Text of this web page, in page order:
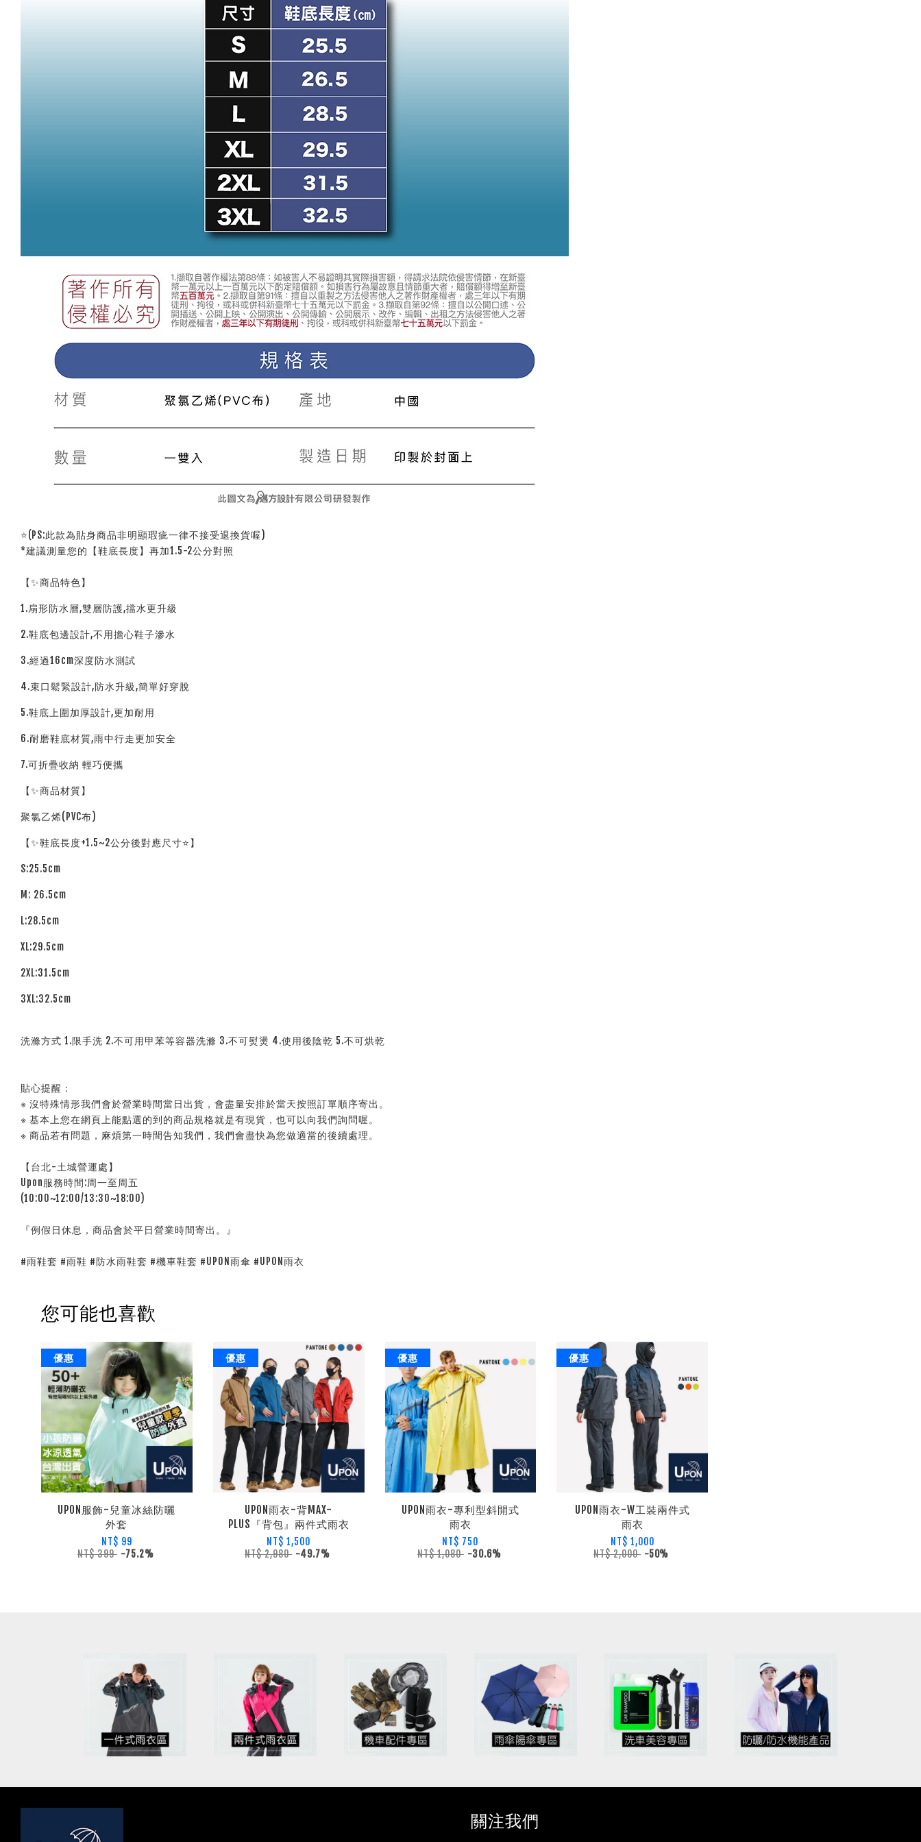
⭐(PS:此款為貼身商品非明顯瑕疵一律不接受退換貨喔)
*建議測量您的【鞋底長度】再加1.5-2公分對照
【✨商品特色】
1.扇形防水層,雙層防護,擋水更升級
2.鞋底包邊設計,不用擔心鞋子滲水
3.經過16cm深度防水測試
4.束口鬆緊設計,防水升級,簡單好穿脫
5.鞋底上圍加厚設計,更加耐用
6.耐磨鞋底材質,雨中行走更加安全
7.可折疊收納 輕巧便攜
【✨商品材質】
聚氯乙烯(PVC布)
【✨鞋底長度+1.5~2公分後對應尺寸⭐】
S:25.5cm
M: 26.5cm
L:28.5cm
XL:29.5cm
2XL:31.5cm
3XL:32.5cm
洗滌方式 1.限手洗 2.不可用甲苯等容器洗滌 3.不可熨燙 4.使用後陰乾 5.不可烘乾
貼心提醒：
※ 沒特殊情形我們會於營業時間當日出貨，會盡量安排於當天按照訂單順序寄出。
※ 基本上您在網頁上能點選的到的商品規格就是有現貨，也可以向我們詢問喔。
※ 商品若有問題，麻煩第一時間告知我們，我們會盡快為您做適當的後續處理。
【台北-土城營運處】
Upon服務時間:周一至周五
(10:00~12:00/13:30~18:00)
『例假日休息，商品會於平日營業時間寄出。』
#雨鞋套 #雨鞋 #防水雨鞋套 #機車鞋套 #UPON雨傘 #UPON雨衣
您可能也喜歡
優惠
UPON服飾-兒童冰絲防曬
外套
NT$ 99
NT$ 399 -75.2%
優惠
UPON雨衣-背MAX-
PLUS『背包』兩件式雨衣
NT$ 1,500
NT$ 2,980 -49.7%
優惠
UPON雨衣-專利型斜開式
雨衣
NT$ 750
NT$ 1,080 -30.6%
優惠
UPON雨衣-W工裝兩件式
雨衣
NT$ 1,000
NT$ 2,000 -50%
關注我們